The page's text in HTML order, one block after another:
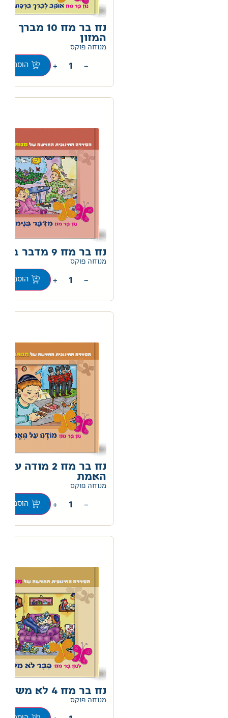
נח בר מח 10 מברך
המזון
מנוחה פוקס
−
+ הוספה
נח בר מח 9 מדבר בנימוס
מנוחה פוקס
−
+ הוספה
נח בר מח 2 מודה על
האמת
מנוחה פוקס
−
+ הוספה
נח בר מח 4 לא משעמם
מנוחה פוקס